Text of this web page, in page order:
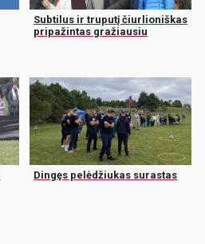
Subtilus ir truputį čiurlioniškas
pripažintas gražiausiu
Dingęs pelėdžiukas surastas